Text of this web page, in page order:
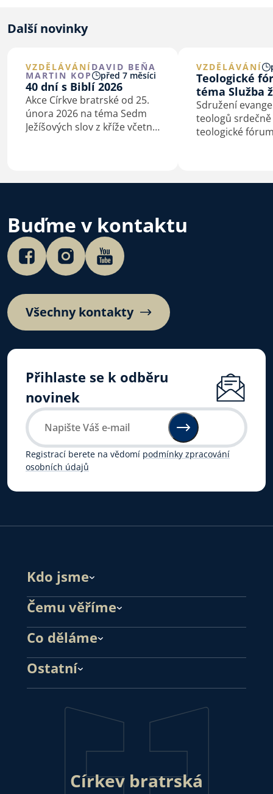
Další novinky
VZDĚLÁVÁNÍDAVID BEŇA
MARTIN KOP před 7 měsíci
40 dní s Biblí 2026
Akce Církve bratrské od 25.
února 2026 na téma Sedm
Ježíšových slov z kříže včetně
VZDĚLÁVÁNÍ
Teologické
téma Služba
Sdružení
teologů srdečně
teologické
Buďme v kontaktu
Všechny kontakty
Přihlaste se k odběru
novinek
Registrací berete na vědomí podmínky zpracování
osobních údajů
Kdo jsme
Čemu věříme
Co děláme
Ostatní
Církev bratrská